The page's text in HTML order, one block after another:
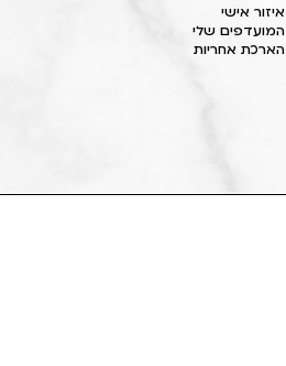
איזור אישי
המועדפים שלי
הארכת אחריות